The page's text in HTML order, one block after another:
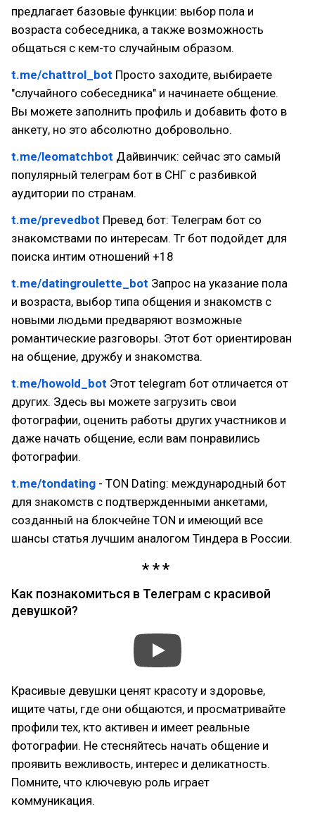
предлагает базовые функции: выбор пола и
возраста собеседника, а также возможность
общаться с кем-то случайным образом.
t.me/chattrol_bot Просто заходите, выбираете
"случайного собеседника" и начинаете общение.
Вы можете заполнить профиль и добавить фото в
анкету, но это абсолютно добровольно.
t.me/leomatchbot Дайвинчик: cейчас это самый
популярный телеграм бот в СНГ с разбивкой
аудитории по странам.
t.me/prevedbot Превед бот: Телеграм бот со
знакомствами по интересам. Тг бот подойдет для
поиска интим отношений +18
t.me/datingroulette_bot Запрос на указание пола
и возраста, выбор типа общения и знакомств с
новыми людьми предваряют возможные
романтические разговоры. Этот бот ориентирован
на общение, дружбу и знакомства.
t.me/howold_bot Этот telegram бот отличается от
других. Здесь вы можете загрузить свои
фотографии, оценить работы других участников и
даже начать общение, если вам понравились
фотографии.
t.me/tondating - TON Dating: международный бот
для знакомств с подтвержденными анкетами,
созданный на блокчейне TON и имеющий все
шансы статья лучшим аналогом Тиндера в России.
Как познакомиться в Телеграм с красивой
девушкой?
Красивые девушки ценят красоту и здоровье,
ищите чаты, где они общаются, и просматривайте
профили тех, кто активен и имеет реальные
фотографии. Не стесняйтесь начать общение и
проявить вежливость, интерес и деликатность.
Помните, что ключевую роль играет
коммуникация.